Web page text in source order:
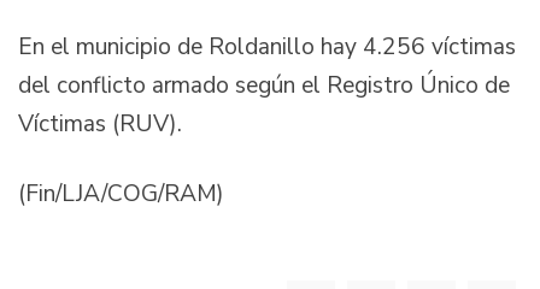
En el municipio de Roldanillo hay 4.256 víctimas
del conflicto armado según el Registro Único de
Víctimas (RUV).
(Fin/LJA/COG/RAM)